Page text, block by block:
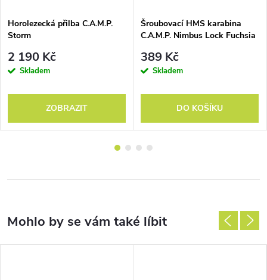
Horolezecká přilba C.A.M.P.
Storm
2 190 Kč
Skladem
ZOBRAZIT
Šroubovací HMS karabina
C.A.M.P. Nimbus Lock Fuchsia
389 Kč
Skladem
DO KOŠÍKU